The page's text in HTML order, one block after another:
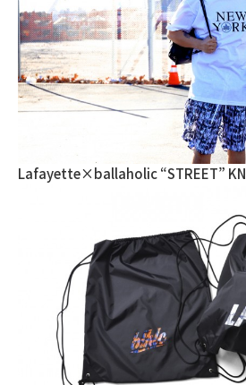
Lafayette×ballaholic “STREET”